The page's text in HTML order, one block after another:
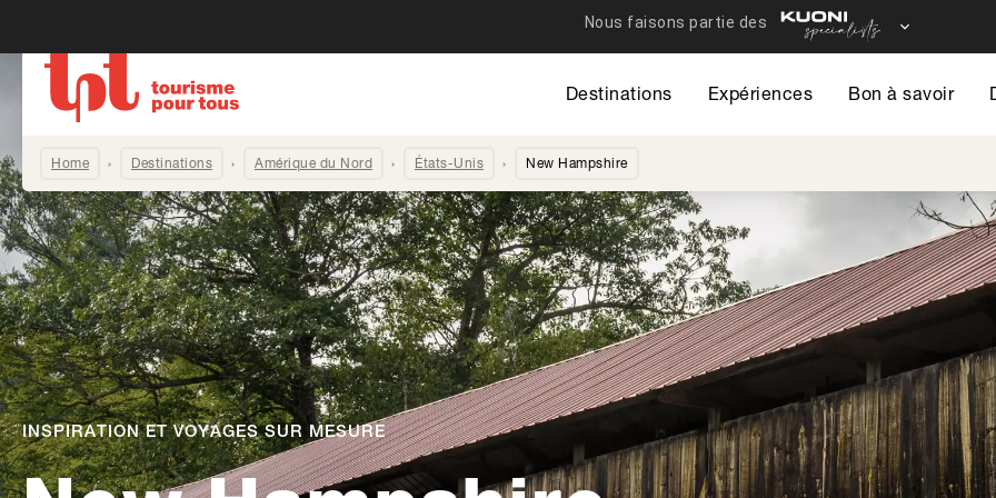
Destinations Expériences Bon à savoir
Home Destinations Amérique du Nord États-Unis New Hampshire
INSPIRATION ET VOYAGES SUR MESURE
-